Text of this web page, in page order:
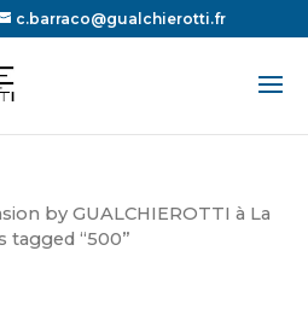
c.barraco@gualchierotti.fr
by GUALCHIEROTTI à La
tagged “500”